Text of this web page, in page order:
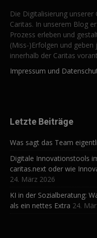
Die Digitalisierung
Caritas. In unserem Blog
Prozess erleben und
(Miss-)Erfolgen und
innerhalb der Caritas
Impressum und
Letzte Beiträge
Was sagt das Team
Digitale Innovationstools
caritas.next oder wie
24. März 2026
KI in der Sozialberatung:
als ein nettes Extra 24.